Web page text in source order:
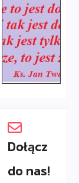
Dołącz
do nas!